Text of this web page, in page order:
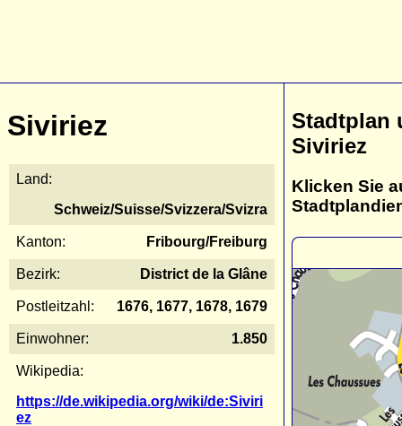
Siviriez
Land:
Schweiz/Suisse/Svizzera/Svizra
Kanton: Fribourg/Freiburg
Bezirk: District de la Glâne
Postleitzahl: 1676, 1677, 1678, 1679
Einwohner: 1.850
Wikipedia:
https://de.wikipedia.org/wiki/de:Siviri
ez
Stadtplan
Siviriez
Klicken Sie